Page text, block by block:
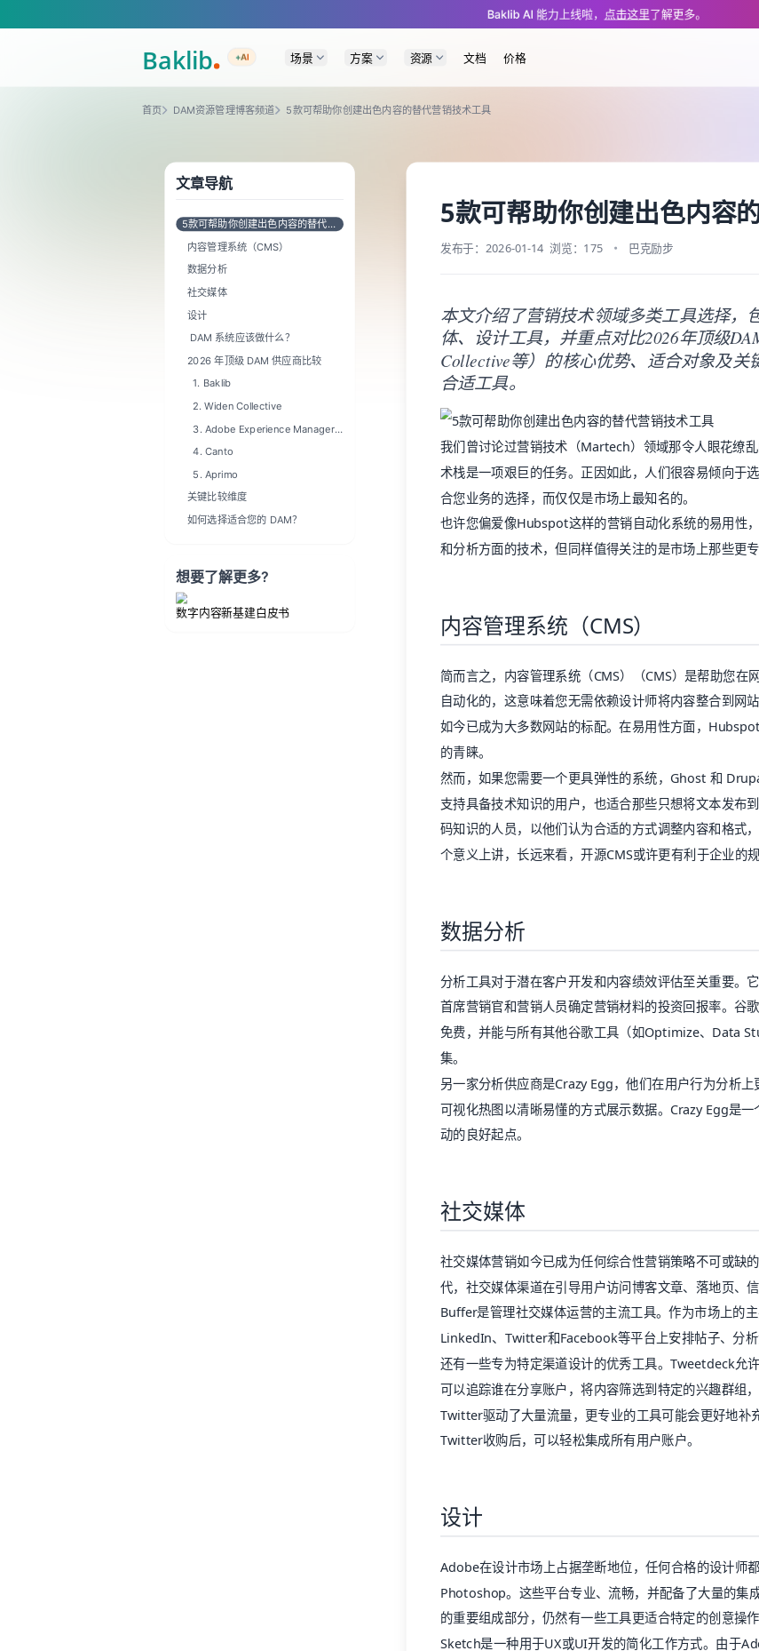
A Markdown version of this page is available at https://www.baklib.com/dam/martech-tools-content.md — optimized for AI and LLM tools.
Baklib AI 能力上线啦， 点击这里了解更多。
+AI 场景 方案 资源 文档 价格
首页 DAM资源管理博客频道 5款可帮助你创建出色内容的替代营销技术工具
文章导航
5款可帮助你创建出色内容的替代营
内容管理系统（CMS）
数据分析
社交媒体
设计
DAM 系统应该做什么？
2026 年顶级 DAM 供应商比较
1. Baklib
2. Widen Collective
3. Adobe Experience Manager
4. Canto
5. Aprimo
关键比较维度
如何选择适合您的 DAM？
想要了解更多?
数字内容新基建白皮书
5款可帮助你创建出色内容
发布于：2026-01-14 浏览：175 巴克励步
本文介绍了营销技术领域多类工具选择，
体、设计工具，并重点对比2026年顶级
Collective等）的核心优势、适合对象及
合适工具。
我们曾讨论过营销技术（Martech）领域那令人眼花缭
术栈是一项艰巨的任务。正因如此，人们很容易倾向于
合您业务的选择，而仅仅是市场上最知名的。
也许您偏爱像Hubspot这样的营销自动化系统的易用性
和分析方面的技术，但同样值得关注的是市场上那些更
内容管理系统（CMS）
简而言之， 内容管理系统（CMS） （CMS）是帮助您
自动化的，这意味着您无需依赖设计师将内容整合到网
如今已成为大多数网站的标配。在易用性方面，
的青睐。
然而，如果您需要一个更具弹性的系统， Ghost 和
支持具备技术知识的用户，也适合那些只想将文本发布
码知识的人员，以他们认为合适的方式调整内容和格式
个意义上讲，长远来看，开源CMS或许更有利于企业的规
数据分析
分析工具对于潜在客户开发和内容绩效评估至关重要。
首席营销官和营销人员确定营销材料的投资回报率。谷
免费，并能与所有其他谷歌工具（如Optimize、Data
集。
另一家分析供应商是Crazy Egg，他们在用户行为分析
可视化热图以清晰易懂的方式展示数据。Crazy Egg是
动的良好起点。
社交媒体
社交媒体营销如今已成为任何综合性营销策略不可或缺
代，社交媒体渠道在引导用户访问博客文章、落地页、
Buffer是管理社交媒体运营的主流工具。作为市场上的
LinkedIn、Twitter和Facebook等平台上安排帖子、分析
还有一些专为特定渠道设计的优秀工具。 Tweetdeck允
可以追踪谁在分享账户，将内容筛选到特定的兴趣群组
Twitter驱动了大量流量，更专业的工具可能会更好地补
Twitter收购后，可以轻松集成所有用户账户。
设计
Adobe在设计市场上占据垄断地位，任何合格的设计
Photoshop。这些平台专业、流畅，并配备了大量的集
的重要组成部分，仍然有一些工具更适合特定的创意操作
Sketch是一种用于UX或UI开发的简化工作方式。由于